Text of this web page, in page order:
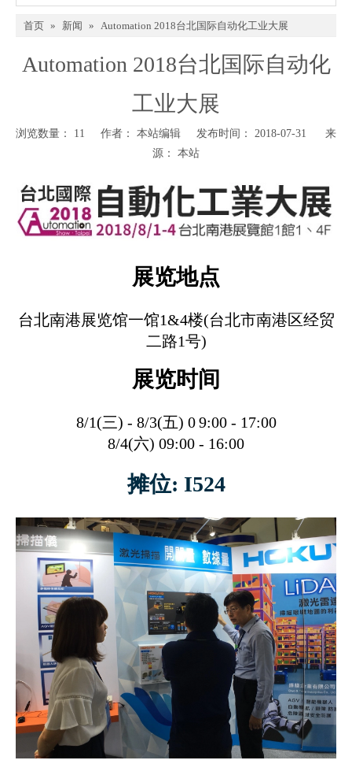
首页 » 新闻 » Automation 2018台北国际自动化工业大展
Automation 2018台北国际自动化
工业大展
浏览数量： 11
作者： 本站编辑 发布时间： 2018-07-31 来
源： 本站
展览地点
台北南港展览馆一馆1&4楼(台北市南港区经贸
二路1号)
展览时间
8/1(三) - 8/3(五) 0 9:00 - 17:00
8/4(六) 09:00 - 16:00
摊位: I524